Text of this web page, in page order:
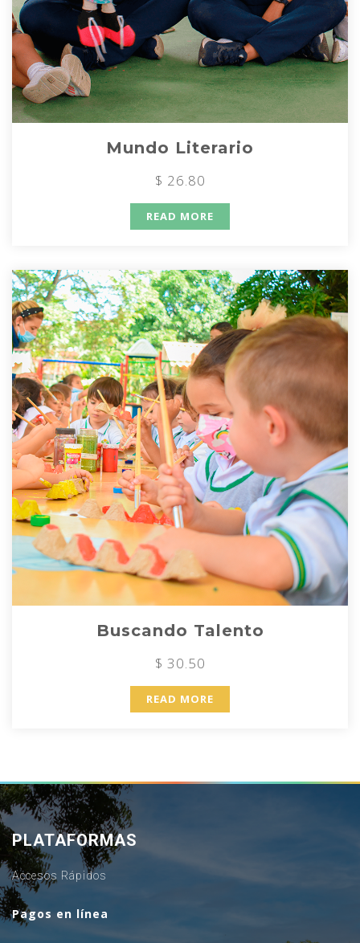
Mundo Literario
$ 26.80
READ MORE
Buscando Talento
$ 30.50
READ MORE
PLATAFORMAS
Accesos Rápidos
Pagos en línea